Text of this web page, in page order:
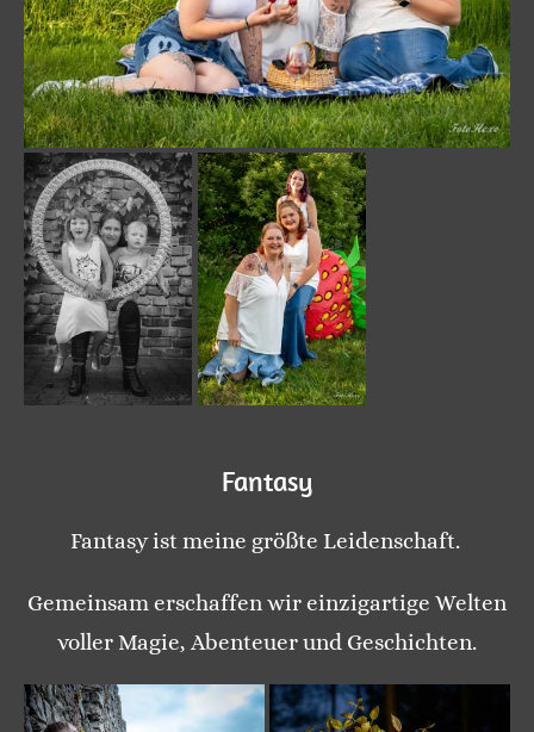
Fantasy
Fantasy ist meine größte Leidenschaft.
Gemeinsam erschaffen wir einzigartige Welten
voller Magie, Abenteuer und Geschichten.